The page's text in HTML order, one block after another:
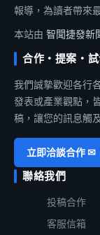
報導，為讀者帶來
本站由 智聞捷發新
合作・提案・
我們誠摯歡迎各行
發表或產業觀點，
稿，讓您的訊息觸
立即洽談合作 ✉
聯絡我們
投稿合作
客服信箱